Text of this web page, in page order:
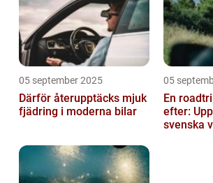
05 september 2025
Därför återupptäcks mjuk
fjädring i moderna bilar
05
En
efter:
svenska